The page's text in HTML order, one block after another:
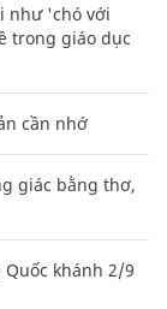
như 'chó với
trong giáo dục
cần nhớ
giác bằng thơ,
khánh 2/9